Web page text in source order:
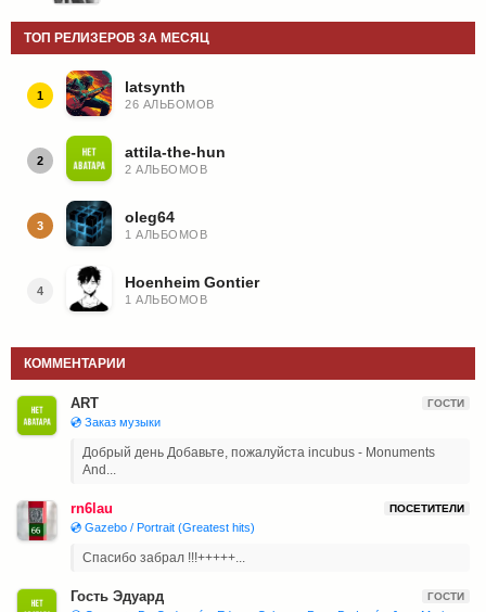
ТОП РЕЛИЗЕРОВ ЗА МЕСЯЦ
1 latsynth
26 АЛЬБОМОВ
2 attila-the-hun
2 АЛЬБОМОВ
3 oleg64
1 АЛЬБОМОВ
4 Hoenheim Gontier
1 АЛЬБОМОВ
КОММЕНТАРИИ
ART ГОСТИ
💿 Заказ музыки
Добрый день Добавьте, пожалуйста incubus - Monuments
And...
rn6lau ПОСЕТИТЕЛИ
💿 Gazebo / Portrait (Greatest hits)
Спасибо забрал !!!+++++...
Гость Эдуард ГОСТИ